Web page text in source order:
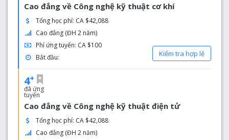
Cao đẳng về Công nghệ kỹ thuật cơ khí
Tổng học phí: CA $42,088
Cao đẳng (ĐH 2 năm)
Phí ứng tuyển: CA $100
Bắt đầu:
Kiểm tra hợp lệ
4+
đã ứng
tuyển
Cao đẳng về Công nghệ kỹ thuật điện tử
Tổng học phí: CA $42,088
Cao đẳng (ĐH 2 năm)